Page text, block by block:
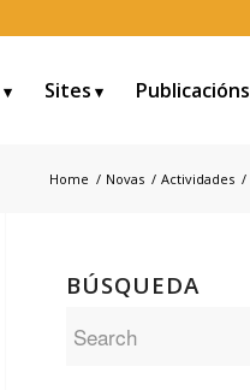
Sites Publicacións
Home / Novas / Actividades /
BÚSQUEDA